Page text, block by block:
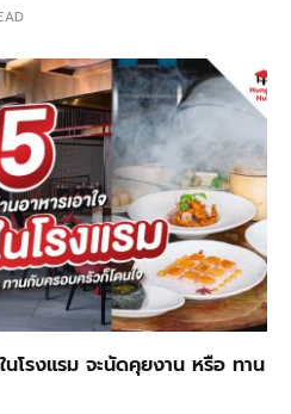
โรงแรม จะนัดคุยงาน หรือ ทาน